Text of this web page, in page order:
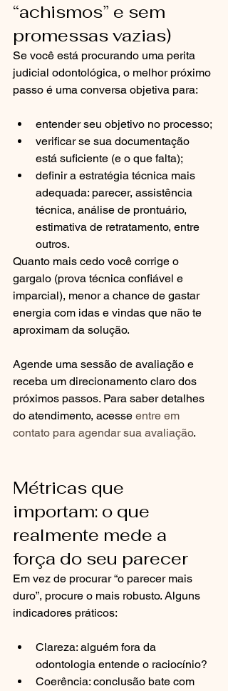
“achismos” e sem
promessas vazias)
Se você está procurando uma perita
judicial odontológica, o melhor próximo
passo é uma conversa objetiva para:
entender seu objetivo no processo;
verificar se sua documentação
está suficiente (e o que falta);
definir a estratégia técnica mais
adequada: parecer, assistência
técnica, análise de prontuário,
estimativa de retratamento, entre
outros.
Quanto mais cedo você corrige o
gargalo (prova técnica confiável e
imparcial), menor a chance de gastar
energia com idas e vindas que não te
aproximam da solução.
Agende uma sessão de avaliação e
receba um direcionamento claro dos
próximos passos. Para saber detalhes
do atendimento, acesse entre em
contato para agendar sua avaliação.
Métricas que
importam: o que
realmente mede a
força do seu parecer
Em vez de procurar “o parecer mais
duro”, procure o mais robusto. Alguns
indicadores práticos:
Clareza: alguém fora da
odontologia entende o raciocínio?
Coerência: conclusão bate com